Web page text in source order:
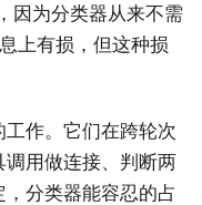
因为分类器从来不需
上有损，但这种损
作。它们在跨轮次
用做连接、判断两
分类器能容忍的占